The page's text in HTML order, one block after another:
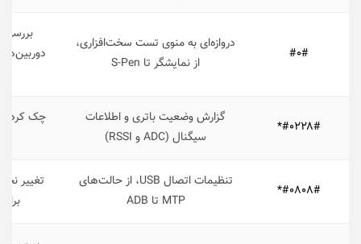
#۰#
دروازه‌ای به منوی تست سخت‌افزاری،
از نمایشگر تا S-Pen
بررسی
#۰۲۲۸#*
گزارش وضعیت باتری و اطلاعات
سیگنال (ADC و RSSI)
چک کردن
#۰۸۰۸#*
تنظیمات اتصال USB، از حالت‌های
MTP تا ADB
تغییر